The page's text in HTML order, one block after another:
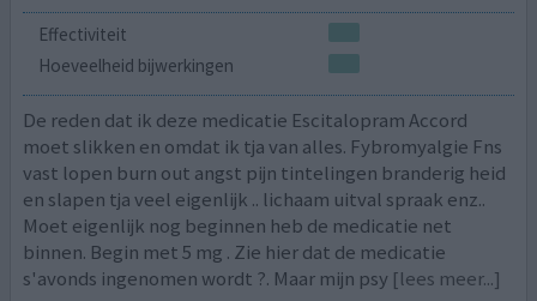
Effectiviteit
Hoeveelheid bijwerkingen
De reden dat ik deze medicatie Escitalopram Accord
moet slikken en omdat ik tja van alles. Fybromyalgie Fns
vast lopen burn out angst pijn tintelingen branderig heid
en slapen tja veel eigenlijk .. lichaam uitval spraak enz..
Moet eigenlijk nog beginnen heb de medicatie net
binnen. Begin met 5 mg . Zie hier dat de medicatie
s'avonds ingenomen wordt ?. Maar mijn psy [lees meer...]